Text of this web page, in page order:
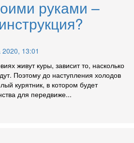
руками –
13:01
живут куры, зависит то, насколько
Поэтому до наступления холодов
курятник, в котором будет
для передвиже...